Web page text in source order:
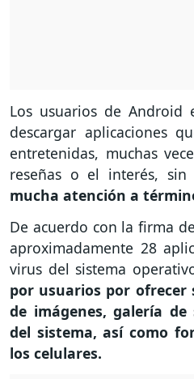
Los usuarios de Android
descargar aplicaciones
entretenidas, muchas
reseñas o el interés, sin
mucha atención a
De acuerdo con la firma
aproximadamente 28
virus del sistema
por usuarios por ofrecer
de imágenes, galería
del sistema, así como
los celulares.